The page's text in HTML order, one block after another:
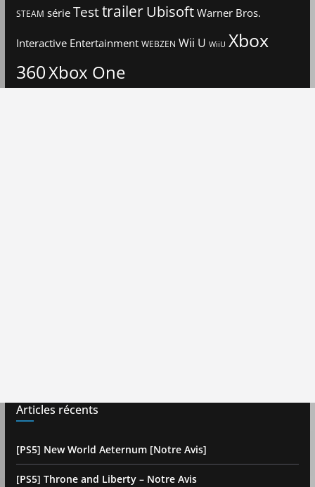
STEAM série TesttrailerUbisoftWarner Bros.
Interactive Entertainment WEBZEN Wii U WiiU Xbox
360Xbox One
Articles récents
[PS5] New World Aeternum [Notre Avis]
[PS5] Throne and Liberty – Notre Avis